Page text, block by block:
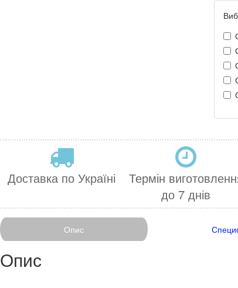
Доставка по Україні
Термін
до 7 днів
Опис
Опис